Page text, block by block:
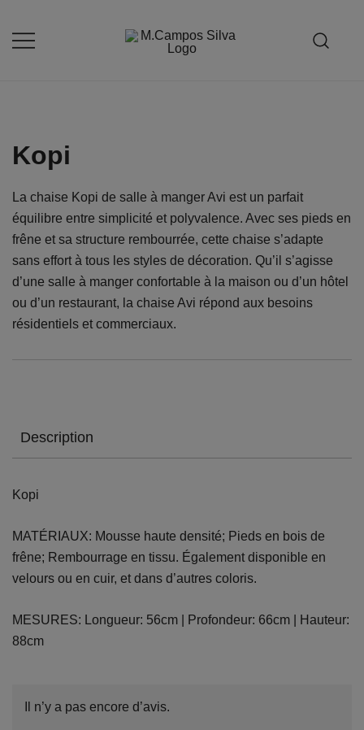
content
Kopi
La chaise Kopi de salle à manger Avi est un parfait
équilibre entre simplicité et polyvalence. Avec ses pieds en
frêne et sa structure rembourrée, cette chaise s’adapte
sans effort à tous les styles de décoration. Qu’il s’agisse
d’une salle à manger confortable à la maison ou d’un hôtel
ou d’un restaurant, la chaise Avi répond aux besoins
résidentiels et commerciaux.
Description
Kopi
MATÉRIAUX: Mousse haute densité; Pieds en bois de
frêne; Rembourrage en tissu. Également disponible en
velours ou en cuir, et dans d’autres coloris.
MESURES: Longueur: 56cm | Profondeur: 66cm | Hauteur:
88cm
Il n’y a pas encore d’avis.